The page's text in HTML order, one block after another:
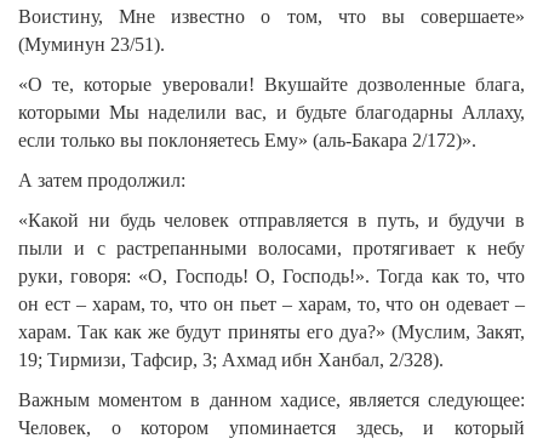
Воистину, Мне известно о том, что вы совершаете»
(Муминун 23/51).
«О те, которые уверовали! Вкушайте дозволенные блага,
которыми Мы наделили вас, и будьте благодарны Аллаху,
если только вы поклоняетесь Ему» (аль-Бакара 2/172)».
А затем продолжил:
«Какой ни будь человек отправляется в путь, и будучи в
пыли и с растрепанными волосами, протягивает к небу
руки, говоря: «О, Господь! О, Господь!». Тогда как то, что
он ест – харам, то, что он пьет – харам, то, что он одевает –
харам. Так как же будут приняты его дуа?» (Муслим, Закят,
19; Тирмизи, Тафсир, 3; Ахмад ибн Ханбал, 2/328).
Важным моментом в данном хадисе, является следующее:
Человек, о котором упоминается здесь, и который